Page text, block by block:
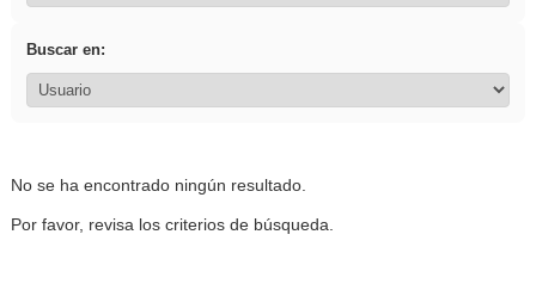
Buscar en:
No se ha encontrado ningún resultado.
Por favor, revisa los criterios de búsqueda.